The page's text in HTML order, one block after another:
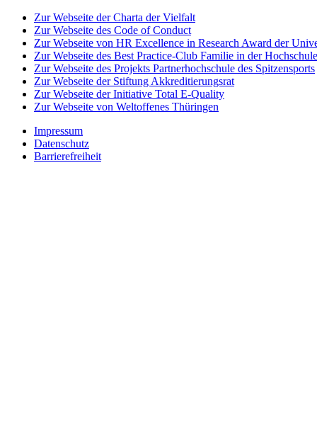
Zur Webseite der Charta der Vielfalt
Zur Webseite des Code of Conduct
Zur Webseite von HR Excellence in Research Award der
Zur Webseite des Best Practice-Club Familie in der Hochschule
Zur Webseite des Projekts Partnerhochschule des Spitzensports
Zur Webseite der Stiftung Akkreditierungsrat
Zur Webseite der Initiative Total E-Quality
Zur Webseite von Weltoffenes Thüringen
Impressum
Datenschutz
Barrierefreiheit